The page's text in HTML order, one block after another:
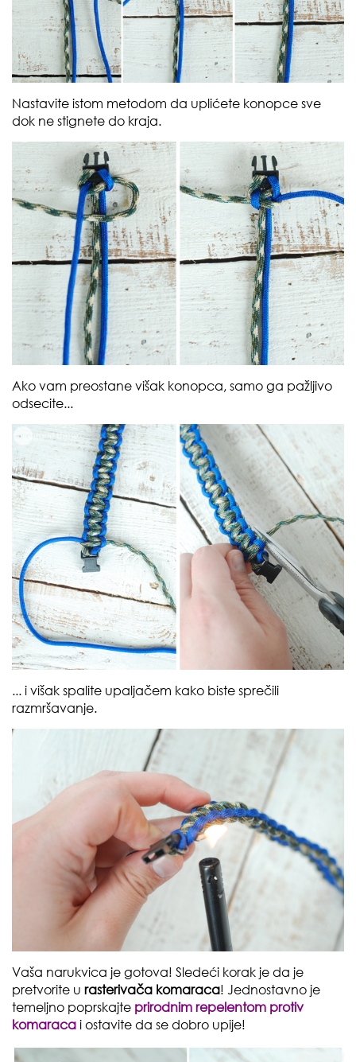
Nastavite istom metodom da uplićete konopce sve
dok ne stignete do kraja.
Ako vam preostane višak konopca, samo ga pažljivo
odsecite...
... i višak spalite upaljačem kako biste sprečili
razmršavanje.
Vaša narukvica je gotova! Sledeći korak je da je
pretvorite u rasterivača komaraca! Jednostavno je
temeljno poprskajte prirodnim repelentom protiv
komaraca i ostavite da se dobro upije!